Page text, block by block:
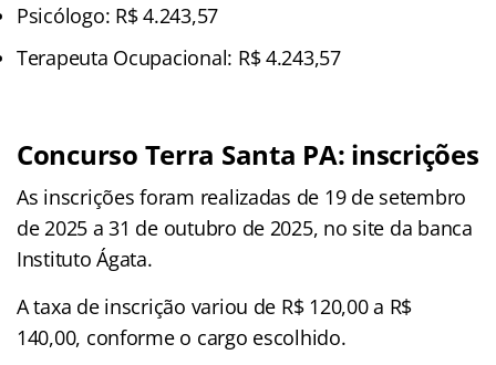
Psicólogo: R$ 4.243,57
Terapeuta Ocupacional: R$ 4.243,57
Concurso Terra Santa PA: inscrições
As inscrições foram realizadas de 19 de setembro
de 2025 a 31 de outubro de 2025, no site da banca
Instituto Ágata.
A taxa de inscrição variou de R$ 120,00 a R$
140,00, conforme o cargo escolhido.